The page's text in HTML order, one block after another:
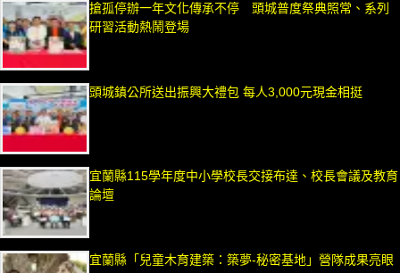
搶孤停辦一年文化傳承不停 頭城普度祭典照常、系列
研習活動熱鬧登場
頭城鎮公所送出振興大禮包 每人3,000元現金相挺
宜蘭縣115學年度中小學校長交接布達、校長會議及教育
論壇
宜蘭縣「兒童木育建築：築夢-秘密基地」營隊成果亮眼